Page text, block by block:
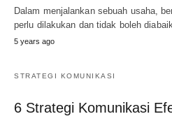
Dalam menjalankan sebuah usaha,
perlu dilakukan dan tidak boleh
5 years ago
STRATEGI KOMUNIKASI
6 Strategi Komunikasi